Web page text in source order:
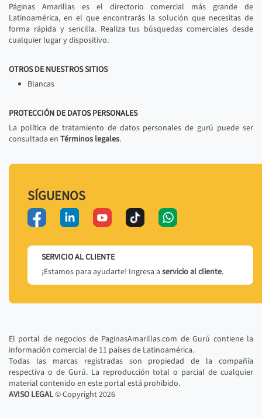
Páginas Amarillas es el directorio comercial más grande de
Latinoamérica, en el que encontrarás la solución que necesitas de
forma rápida y sencilla. Realiza tus búsquedas comerciales desde
cualquier lugar y dispositivo.
OTROS DE NUESTROS SITIOS
Blancas
PROTECCIÓN DE DATOS PERSONALES
La política de tratamiento de datos personales de gurú puede ser
consultada en Términos legales.
SÍGUENOS
SERVICIO AL CLIENTE
¡Estamos para ayudarte! Ingresa a servicio al cliente.
El portal de negocios de PaginasAmarillas.com de Gurú contiene la
información comercial de 11 países de Latinoamérica.
Todas las marcas registradas son propiedad de la compañía
respectiva o de Gurú. La reproducción total o parcial de cualquier
material contenido en este portal está prohibido.
AVISO LEGAL© Copyright2026